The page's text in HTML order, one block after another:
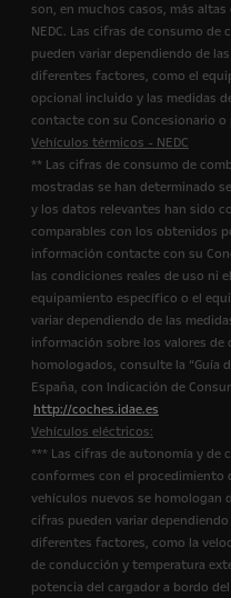
son, en muchos casos, más
NEDC. Las cifras de consumo de
pueden variar dependiendo de
diferentes factores, como el
opcional incluido y las medidas
contacte con su Concesionario o
Vehículos térmicos - NEDC
** Las cifras de consumo de
mostradas se han determinado
y los datos relevantes han sido
comparables con los obtenidos
información contacte con su
las condiciones reales de uso ni
equipamiento específico o el
variar dependiendo de las
información sobre los valores de
homologados, consulte la “Guía
España, con Indicación de
http://coches.idae.es
Vehículos eléctricos:
*** Las cifras de autonomía y de
conformes con el procedimiento
vehículos nuevos se homologan
cifras pueden variar
diferentes factores, como la
de conducción y temperatura
potencia del cargador a bordo